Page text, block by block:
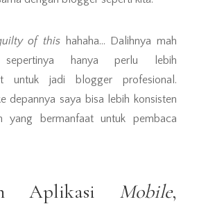
of this hahaha… Dalihnya mah
hanya perlu lebih
untuk jadi blogger profesional.
depannya saya bisa lebih konsisten
yang bermanfaat untuk pembaca
Aplikasi Mobile,